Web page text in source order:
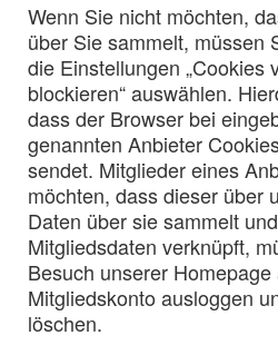
Wenn Sie nicht möchten,
über Sie sammelt, müssen
die Einstellungen „Cookies
blockieren“ auswählen.
dass der Browser bei
genannten Anbieter
sendet. Mitglieder eines
möchten, dass dieser über
Daten über sie sammelt
Mitgliedsdaten verknüpft,
Besuch unserer Homepage
Mitgliedskonto ausloggen
löschen.